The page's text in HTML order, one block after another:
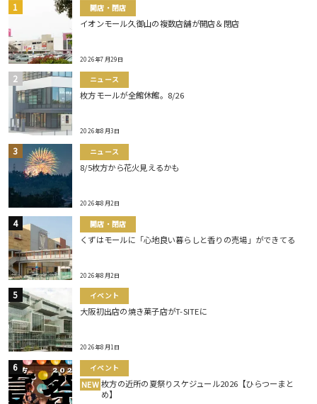
開店・閉店
イオンモール久御山の複数店舗が開店＆閉店
2026年7月29日
ニュース
枚方モールが全館休館。8/26
2026年8月3日
ニュース
8/5枚方から花火見えるかも
2026年8月2日
開店・閉店
くずはモールに「心地良い暮らしと香りの売場」ができてる
2026年8月2日
イベント
大阪初出店の焼き菓子店がT-SITEに
2026年8月1日
イベント
NEW 枚方の近所の夏祭りスケジュール2026【ひらつーまと
め】